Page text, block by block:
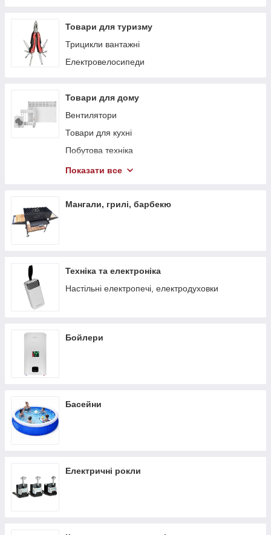
Товари для туризму
Трицикли вантажні
Електровелосипеди
Товари для дому
Вентилятори
Товари для кухні
Побутова техніка
Теплові гармати
Стелажі
Показати все
Мангали, грилі, барбекю
Техніка та електроніка
Настільні електропечі, електродуховки
Бойлери
Басейни
Електричні рокли